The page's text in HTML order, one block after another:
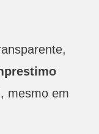
, mesmo em